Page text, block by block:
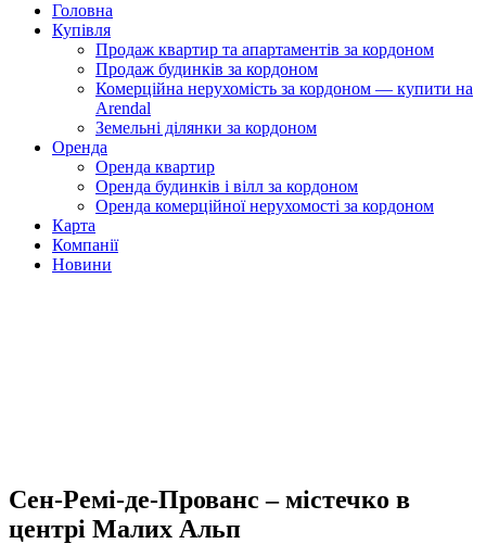
Головна
Купівля
Продаж квартир та апартаментів за кордоном
Продаж будинків за кордоном
Комерційна нерухомість за кордоном — купити на
Arendal
Земельні ділянки за кордоном
Оренда
Оренда квартир
Оренда будинків і вілл за кордоном
Оренда комерційної нерухомості за кордоном
Карта
Компанії
Новини
Сен-Ремі-де-Прованс – містечко в
центрі Малих Альп